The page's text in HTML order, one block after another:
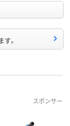
す。
スポンサー